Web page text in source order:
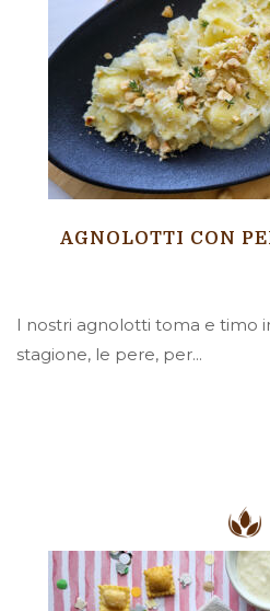
AGNOLOTTI CON
I nostri agnolotti toma e timo
stagione, le pere, per...